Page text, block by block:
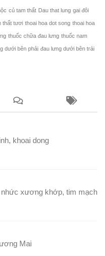
củ tam thất Dau that lung gai đôi
thất tươi thoai hoa dot song thoai hoa
thuốc chữa đau lưng thuốc nam
dưới bên phải đau lưng dưới bên trái
khoai dong
nhức xương khớp, tim mạch
Mai